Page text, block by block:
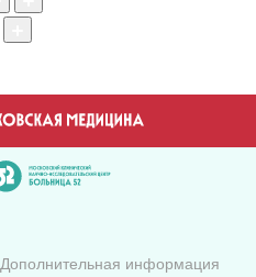
Дополнительная информация